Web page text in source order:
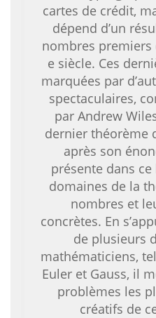
cartes de crédit,
dépend d’un
nombres premiers
e siècle. Ces
marquées par
spectaculaires,
par Andrew
dernier théorème
après son
présente dans
domaines de la
nombres et
concrètes. En
de plusieurs
mathématiciens,
Euler et Gauss, il
problèmes les
créatifs de